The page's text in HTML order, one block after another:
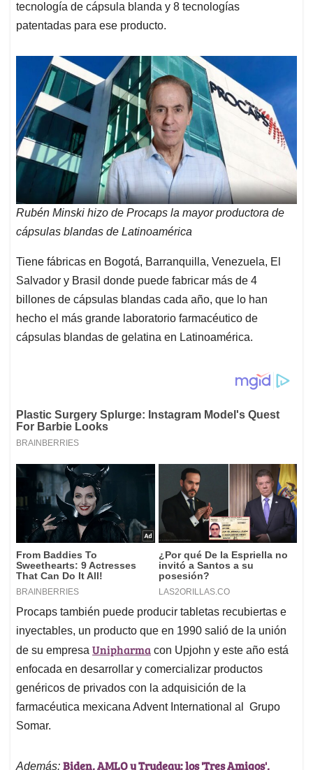
tecnología de cápsula blanda y 8 tecnologías
patentadas para ese producto.
Rubén Minski hizo de Procaps la mayor productora de
cápsulas blandas de Latinoamérica
Tiene fábricas en Bogotá, Barranquilla, Venezuela, El
Salvador y Brasil donde puede fabricar más de 4
billones de cápsulas blandas cada año, que lo han
hecho el más grande laboratorio farmacéutico de
cápsulas blandas de gelatina en Latinoamérica.
Procaps también puede producir tabletas recubiertas e
inyectables, un producto que en 1990 salió de la unión
de su empresa Unipharma con Upjohn y este año está
enfocada en desarrollar y comercializar productos
genéricos de privados con la adquisición de la
farmacéutica mexicana Advent International al Grupo
Somar.
Además: Biden, AMLO y Trudeau: los 'Tres Amigos',